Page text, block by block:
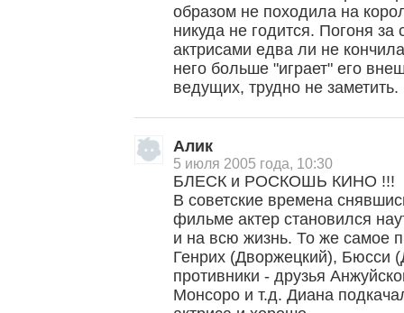
образом не походила на
никуда не годится. Погоня
актрисами едва ли не
него больше "играет" его
ведущих, трудно не заметить.
Алик
5 июля 2005 года, 10:30
БЛЕСК и РОСКОШЬ КИНО !!!
В советские времена
фильме актер становился
и на всю жизнь. То же самое
Генрих (Дворжецкий), Бюсси
противники - друзья
Монсоро и т.д. Диана